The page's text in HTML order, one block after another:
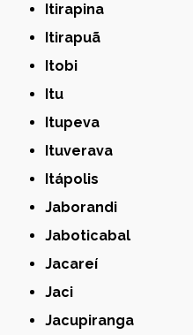
Itirapina
Itirapuã
Itobi
Itu
Itupeva
Ituverava
Itápolis
Jaborandi
Jaboticabal
Jacareí
Jaci
Jacupiranga